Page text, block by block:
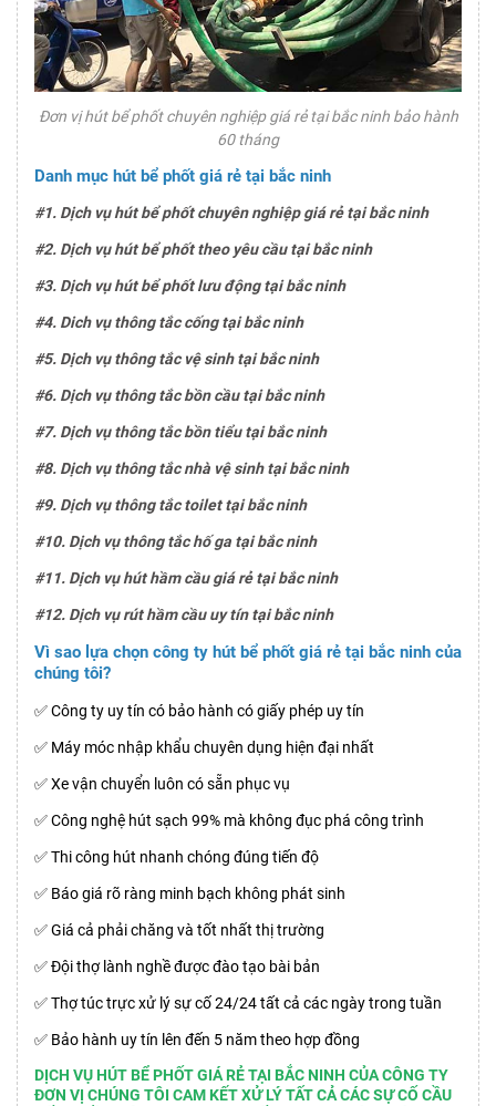
Đơn vị hút bể phốt chuyên nghiệp giá rẻ tại bắc ninh bảo hành
60 tháng
Danh mục hút bể phốt giá rẻ tại bắc ninh
#1. Dịch vụ hút bể phốt chuyên nghiệp giá rẻ tại bắc ninh
#2. Dịch vụ hút bể phốt theo yêu cầu tại bắc ninh
#3. Dịch vụ hút bể phốt lưu động tại bắc ninh
#4. Dich vụ thông tắc cống tại bắc ninh
#5. Dịch vụ thông tắc vệ sinh tại bắc ninh
#6. Dịch vụ thông tắc bồn cầu tại bắc ninh
#7. Dịch vụ thông tắc bồn tiểu tại bắc ninh
#8. Dịch vụ thông tắc nhà vệ sinh tại bắc ninh
#9. Dịch vụ thông tắc toilet tại bắc ninh
#10. Dịch vụ thông tắc hố ga tại bắc ninh
#11. Dịch vụ hút hầm cầu giá rẻ tại bắc ninh
#12. Dịch vụ rút hầm cầu uy tín tại bắc ninh
Vì sao lựa chọn công ty hút bể phốt giá rẻ tại bắc ninh của
chúng tôi?
✅ Công ty uy tín có bảo hành có giấy phép uy tín
✅ Máy móc nhập khẩu chuyên dụng hiện đại nhất
✅ Xe vận chuyển luôn có sẵn phục vụ
✅ Công nghệ hút sạch 99% mà không đục phá công trình
✅ Thi công hút nhanh chóng đúng tiến độ
✅ Báo giá rõ ràng minh bạch không phát sinh
✅ Giá cả phải chăng và tốt nhất thị trường
✅ Đội thợ lành nghề được đào tạo bài bản
✅ Thợ túc trực xử lý sự cố 24/24 tất cả các ngày trong tuần
✅ Bảo hành uy tín lên đến 5 năm theo hợp đồng
DỊCH VỤ HÚT BỂ PHỐT GIÁ RẺ TẠI BẮC NINH CỦA CÔNG TY
ĐƠN VỊ CHÚNG TÔI CAM KẾT XỬ LÝ TẤT CẢ CÁC SỰ CỐ CẦU